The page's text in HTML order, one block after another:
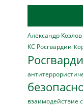
Александр Козлов
КС Росгвардии
взаимодействие